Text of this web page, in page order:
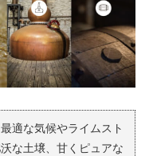
適な気候やライムスト
な土壌、甘くピュアな